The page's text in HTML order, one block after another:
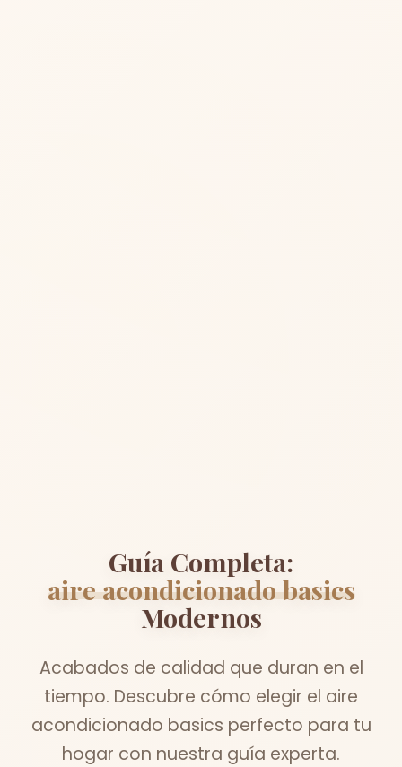
Guía Completa:
aire acondicionado basics
Modernos
Acabados de calidad que duran en el
tiempo. Descubre cómo elegir el aire
acondicionado basics perfecto para tu
hogar con nuestra guía experta.